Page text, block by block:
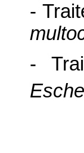
-
-